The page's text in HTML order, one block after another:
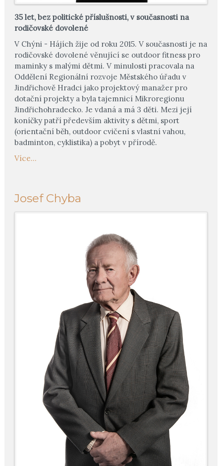
35 let, bez politické příslušnosti, v současnosti na
rodičovské dovolené
V Chýni - Hájích žije od roku 2015. V současnosti je na
rodičovské dovolené věnující se outdoor fitness pro
maminky s malými dětmi. V minulosti pracovala na
Oddělení Regionální rozvoje Městského úřadu v
Jindřichově Hradci jako projektový manažer pro
dotační projekty a byla tajemnicí Mikroregionu
Jindřichohradecko. Je vdaná a má 3 děti. Mezi její
koníčky patří především aktivity s dětmi, sport
(orientační běh, outdoor cvičení s vlastní vahou,
badminton, cyklistika) a pobyt v přírodě.
Více...
Josef Chyba